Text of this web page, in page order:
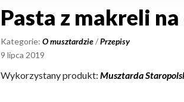
Pasta z makreli
Kategorie:O musztardzie/Przepisy
9 lipca 2019
Wykorzystany produkt:Musztarda